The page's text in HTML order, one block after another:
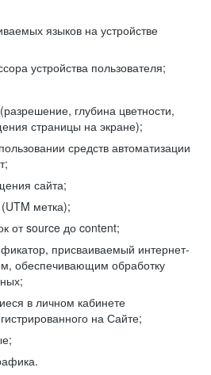
языков на устройстве
устройства пользователя;
глубина цветности,
страницы на экране);
средств автоматизации
сайта;
метка);
от source до content;
присваиваемый интернет-
обеспечивающим обработку
в личном кабинете
на Сайте;